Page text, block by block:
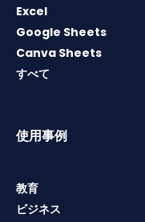
Excel
Google Sheets
Canva Sheets
すべて
使用事例
教育
ビジネス